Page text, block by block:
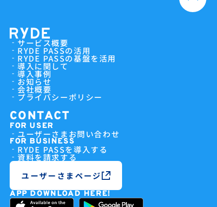
サービス概要
RYDE PASSの活用
RYDE PASSの基盤を活用
導入に関して
導入事例
お知らせ
会社概要
プライバシーポリシー
CONTACT
FOR USER
ユーザーさまお問い合わせ
FOR BUSINESS
RYDE PASSを導入する
資料を請求する
ユーザーさまページ
APP DOWNLOAD HERE!